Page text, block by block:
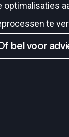
optimalisaties
te
bel voor